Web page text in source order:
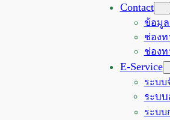
Contact
ข้อมู
ช่องท
ช่องท
E-Service
ระบบ
ระบบ
ระบบ